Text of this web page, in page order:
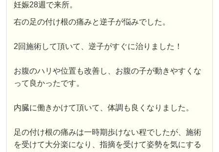
妊娠28週で来所。
右の足の付け根の痛みと逆子が悩みでした。
2回施術して頂いて、逆子がすぐに治りました！
お腹のハリや位置も改善し、お腹の子が動きやすくな
って良かったです。
内臓に働きかけて頂いて、体調も良くなりました。
足の付け根の痛みは一時期歩けない程でしたが、施術
を受けて大分楽になり、指摘を受けて姿勢を気にする